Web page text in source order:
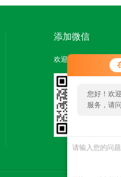
您好！欢
服务，请
了需求产
联系！
添加微信
欢迎您添加微信，了